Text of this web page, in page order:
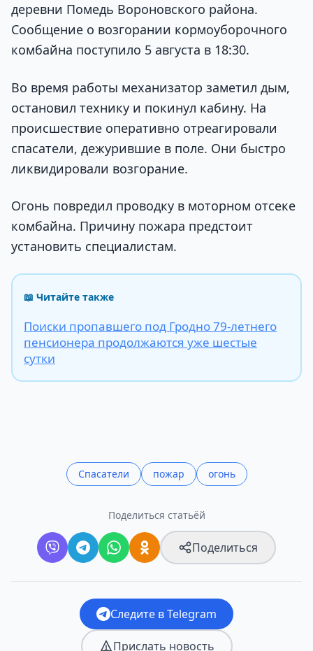
деревни Помедь Вороновского района.
Сообщение о возгорании кормоуборочного
комбайна поступило 5 августа в 18:30.
Во время работы механизатор заметил дым,
остановил технику и покинул кабину. На
происшествие оперативно отреагировали
спасатели, дежурившие в поле. Они быстро
ликвидировали возгорание.
Огонь повредил проводку в моторном отсеке
комбайна. Причину пожара предстоит
установить специалистам.
📖 Читайте также
Поиски пропавшего под Гродно 79-летнего
пенсионера продолжаются уже шестые
сутки
Спасатели пожар огонь
Поделиться статьёй
Поделиться
Следите в Telegram
Прислать новость